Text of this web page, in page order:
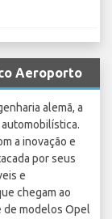
Aeroporto
alemã, a
a inovação e
por seus
e
chegam ao
de modelos Opel